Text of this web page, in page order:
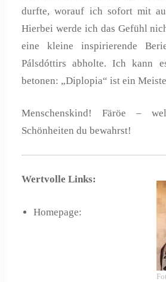
durfte, worauf ich sofort mit
Hierbei werde ich das Gefühl
eine kleine inspirierende
Pálsdóttirs abholte. Ich kann
betonen: „Diplopia“ ist ein
Menschenskind! Färöe –
Schönheiten du bewahrst!
Wertvolle Links:
Homepage: